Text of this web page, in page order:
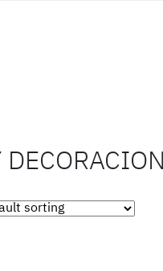
DECORACION